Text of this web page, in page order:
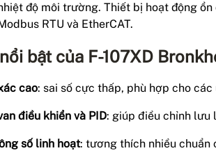
độ môi trường. Thiết bị hoạt động
RTU và EtherCAT.
bật của F-107XD
cao: sai số cực thấp, phù hợp cho
điều khiển và PID: giúp điều chỉnh lưu
số linh hoạt: tương thích nhiều chuẩn